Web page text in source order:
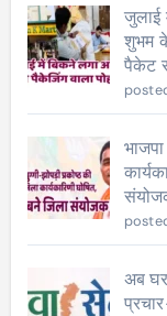
जुलाई
शुभम के
पैकेट
अब